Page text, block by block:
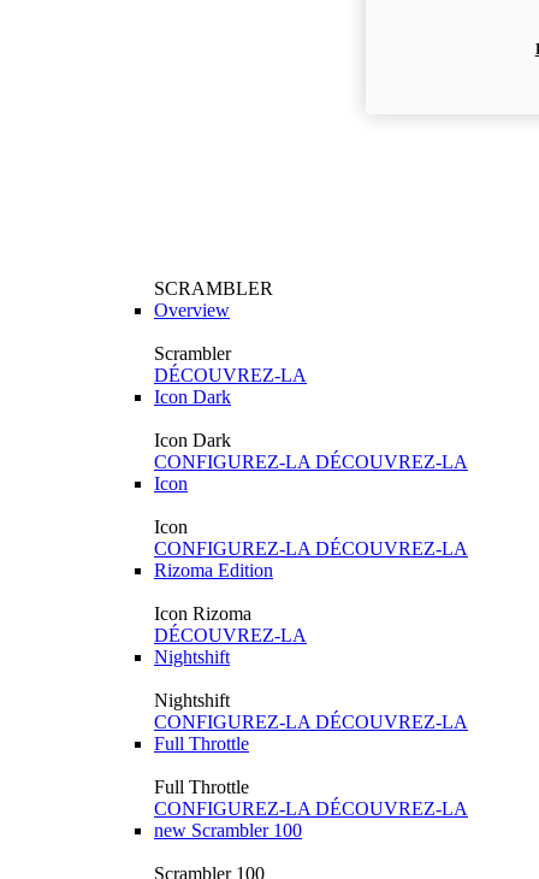
SCRAMBLER
Overview
Scrambler
DÉCOUVREZ-LA
Icon Dark
Icon Dark
CONFIGUREZ-LA DÉCOUVREZ-LA
Icon
Icon
CONFIGUREZ-LA DÉCOUVREZ-LA
Rizoma Edition
Icon Rizoma
DÉCOUVREZ-LA
Nightshift
Nightshift
CONFIGUREZ-LA DÉCOUVREZ-LA
Full Throttle
Full Throttle
CONFIGUREZ-LA DÉCOUVREZ-LA
new Scrambler 100
Scrambler 100